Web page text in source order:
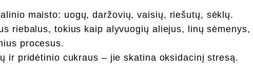
maisto: uogų, daržovių, vaisių, riešutų, sėklų.
riebalus, tokius kaip alyvuogių aliejus, linų sėmenys,
procesus.
ir pridėtinio cukraus – jie skatina oksidacinį stresą.